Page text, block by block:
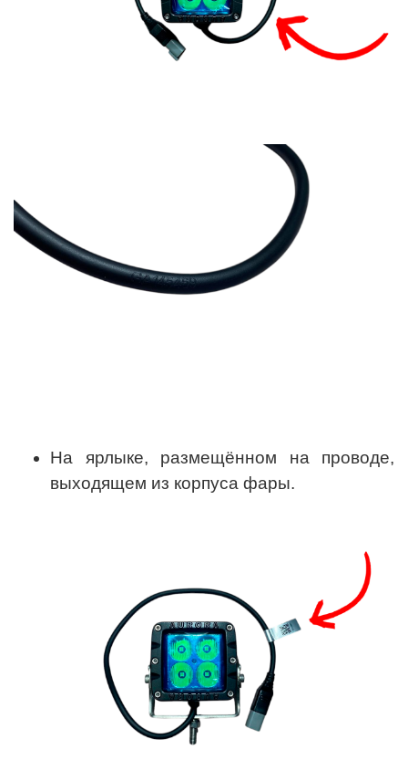
На ярлыке, размещённом на проводе,
выходящем из корпуса фары.